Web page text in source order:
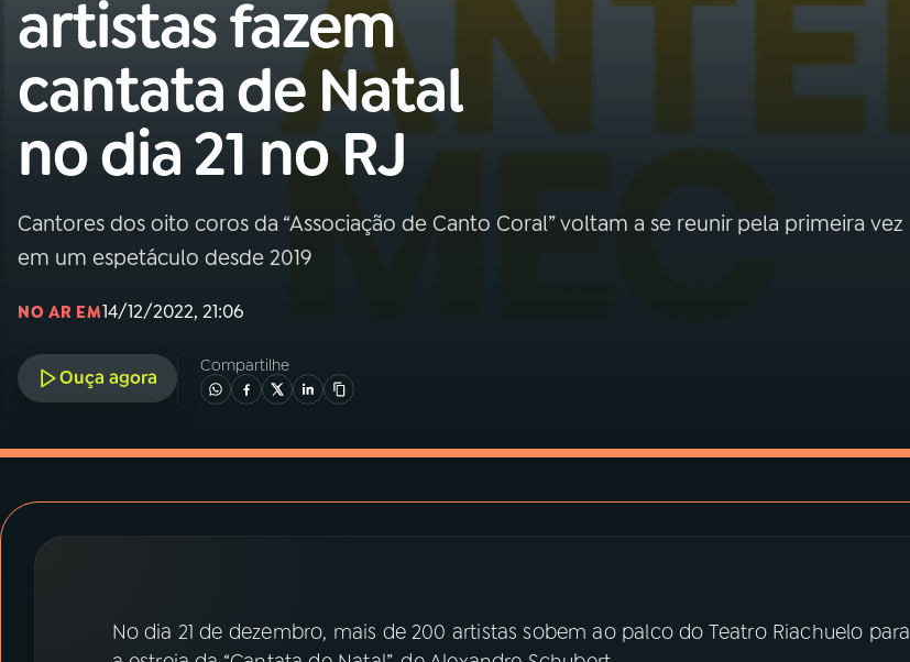
MEC
Início AO VIVO
01INÍCIO
02A RÁDIO
03PROGRAMAÇÃO
artistas fazem
cantata de Natal
no dia 21 no RJ
Cantores dos oito coros da “Associação de Canto Coral” voltam a se reunir pela primeira vez
em um espetáculo desde 2019
NO AR EM14/12/2022, 21:06
Ouça agora
Compartilhe
No dia 21 de dezembro, mais de 200 artistas sobem ao palco do Teatro Riachuelo para